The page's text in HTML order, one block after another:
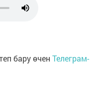
бару өчен Телеграм-